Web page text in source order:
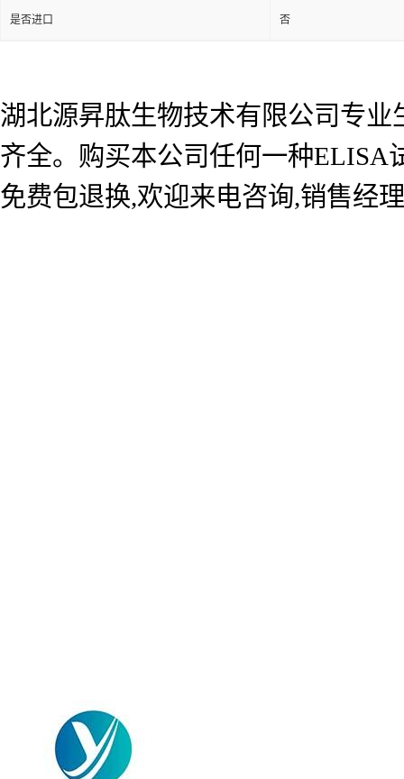
是否进口 否
湖北源昇肽生物技术有限公司专
齐全。购买本公司任何一种ELISA
免费包退换,欢迎来电咨询,销售经